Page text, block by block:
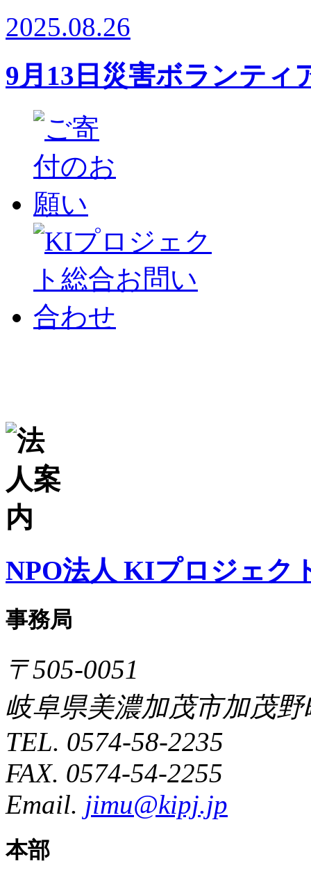
2025.08.26
9月13日災害ボランティ
NPO法人 KIプロジェク
事務局
〒505-0051
岐阜県美濃加茂市加茂野
TEL. 0574-58-2235
FAX. 0574-54-2255
Email. jimu@kipj.jp
本部